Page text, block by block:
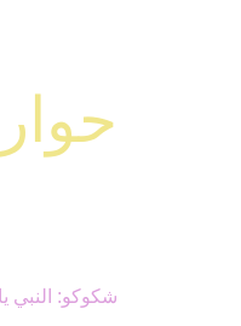
شكوكو: النبي